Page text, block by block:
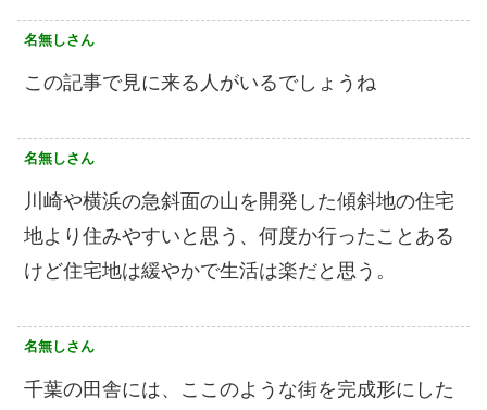
名無しさん
この記事で見に来る人がいるでしょうね
名無しさん
川崎や横浜の急斜面の山を開発した傾斜地の住宅
地より住みやすいと思う、何度か行ったことある
けど住宅地は緩やかで生活は楽だと思う。
名無しさん
千葉の田舎には、ここのような街を完成形にした